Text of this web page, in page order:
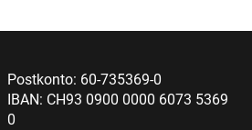
Postkonto: 60-735369-0
IBAN: CH93 0900 0000 6073 5369
0